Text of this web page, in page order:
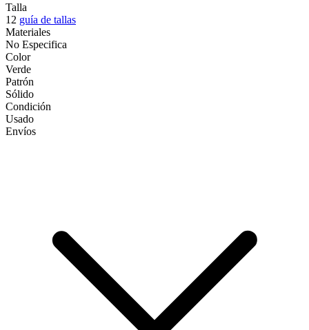
Talla
12 guía de tallas
Materiales
No Especifica
Color
Verde
Patrón
Sólido
Condición
Usado
Envíos